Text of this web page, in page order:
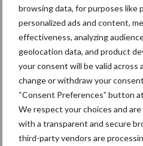
browsing data, for purposes like
personalized ads and content,
effectiveness, analyzing
geolocation data, and product
your consent will be valid across
change or withdraw your
“Consent Preferences” button
We respect your choices and
with a transparent and secure
third-party vendors are
markt
Themapagina's